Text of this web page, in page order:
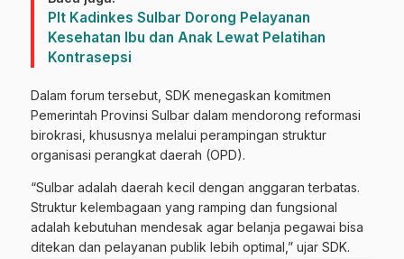
Plt Kadinkes Sulbar Dorong Pelayanan
Kesehatan Ibu dan Anak Lewat Pelatihan
Kontrasepsi
Dalam forum tersebut, SDK menegaskan komitmen
Pemerintah Provinsi Sulbar dalam mendorong reformasi
birokrasi, khususnya melalui perampingan struktur
organisasi perangkat daerah (OPD).
“Sulbar adalah daerah kecil dengan anggaran terbatas.
Struktur kelembagaan yang ramping dan fungsional
adalah kebutuhan mendesak agar belanja pegawai bisa
ditekan dan pelayanan publik lebih optimal,” ujar SDK.